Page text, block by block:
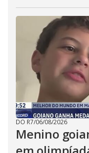
DO R7/06/08/2026
Menino